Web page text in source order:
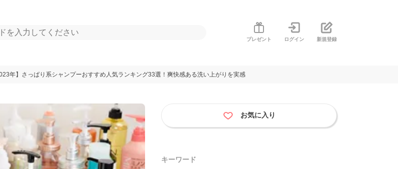
プレゼント ログイン 新規登録
年】さっぱり系シャンプーおすすめ人気ランキング33選！爽快感ある洗い上がりを実感
お気に入り
キーワード